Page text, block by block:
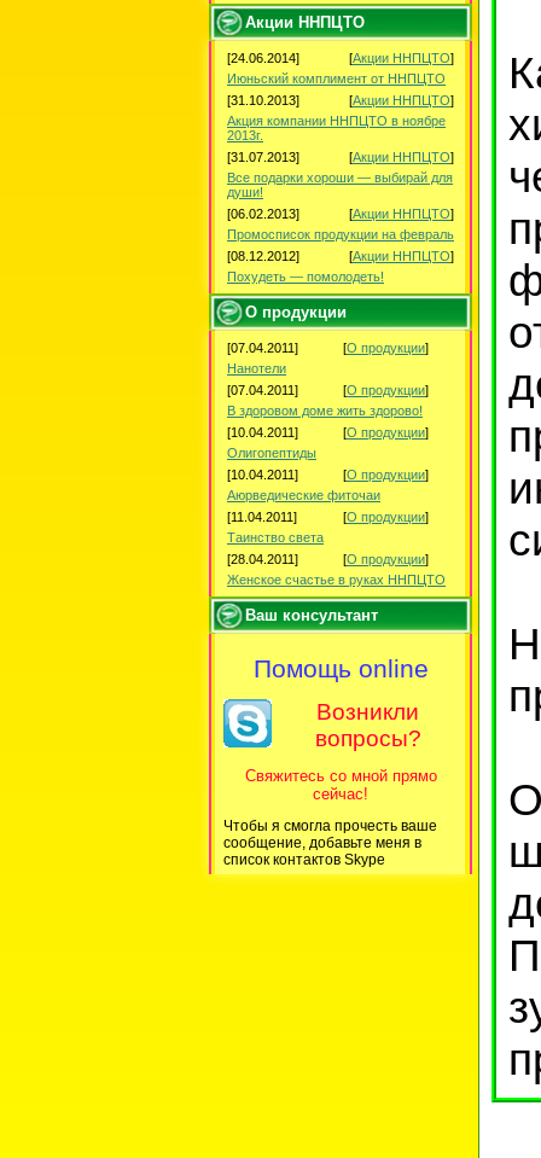
Акции ННПЦТО
[24.06.2014] [Акции ННПЦТО]
Июньский комплимент от ННПЦТО
[31.10.2013]
[Акции ННПЦТО]
Акция компании ННПЦТО в ноябре
2013г.
[31.07.2013]
[Акции ННПЦТО]
Все подарки хороши — выбирай для
души!
[06.02.2013]
[Акции ННПЦТО]
Промосписок продукции на февраль
[08.12.2012]
[Акции ННПЦТО]
Похудеть — помолодеть!
О продукции
[07.04.2011] [О продукции]
Нанотели
[07.04.2011]
[О продукции]
В здоровом доме жить здорово!
[10.04.2011]
[О продукции]
Олигопептиды
[10.04.2011]
[О продукции]
Аюрведические фиточаи
[11.04.2011]
[О продукции]
Таинство света
[28.04.2011]
[О продукции]
Женское счастье в руках ННПЦТО
Ваш консультант
Помощь online
Возникли
вопросы?
Свяжитесь со мной прямо
сейчас!
Чтобы я смогла прочесть ваше
сообщение, добавьте меня в
список контактов Skype